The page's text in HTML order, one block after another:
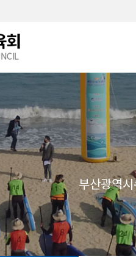
부산광역